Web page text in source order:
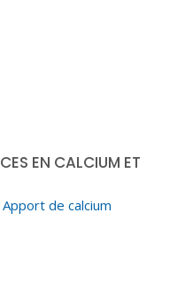
EN CALCIUM ET
Apport de calcium